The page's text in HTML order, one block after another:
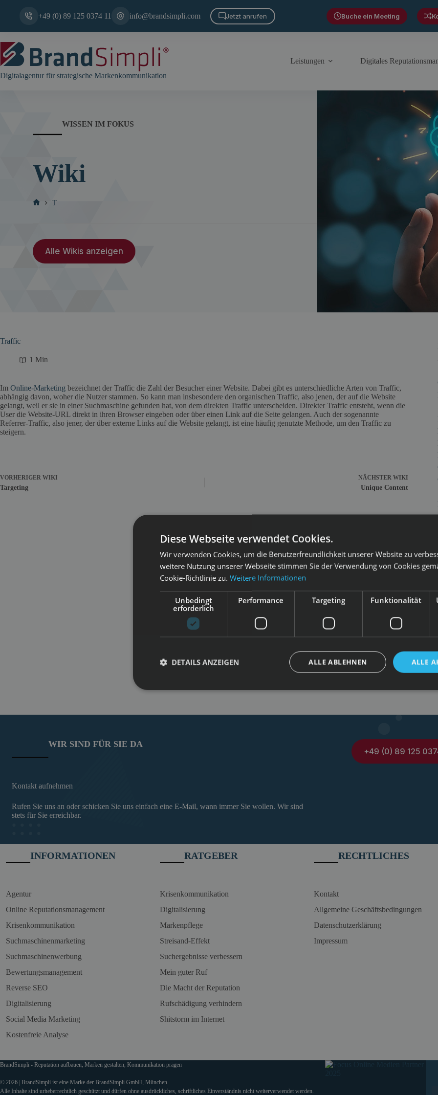
+49 (0) 89 125 0374 11 info@brandsimpli.com Jetzt anrufen Buche ein Meeting
Digitalagentur für strategische Markenkommunikation
Leistungen Digitales
WISSEN IM FOKUS
Wiki
T
Alle Wikis anzeigen
Traffic
1 Min
Im Online-Marketing bezeichnet der Traffic die Zahl der Besucher einer Website. Dabei gibt es unterschiedliche Arten von Traffic,
abhängig davon, woher die Nutzer stammen. So kann man insbesondere den organischen Traffic, also jenen, der auf die Website
gelangt, weil er sie in einer Suchmaschine gefunden hat, von dem direkten Traffic unterscheiden. Direkter Traffic entsteht, wenn die
User die Website-URL direkt in ihren Browser eingeben oder über einen Link auf die Seite gelangen. Auch der sogenannte
Referrer-Traffic, also jener, der über externe Links auf die Website gelangt, ist eine häufig genutzte Methode, um den Traffic zu
steigern.
VORHERIGER WIKI
Targeting
NÄCHSTER WIKI
Unique Content
WIR SIND FÜR SIE DA
Kontakt aufnehmen
Rufen Sie uns an oder schicken Sie uns einfach eine E-Mail, wann immer Sie wollen. Wir sind
stets für Sie erreichbar.
+49 (0) 89 125
INFORMATIONEN
Agentur
Online Reputationsmanagement
Krisenkommunikation
Suchmaschinenmarketing
Suchmaschinenwerbung
Bewertungsmanagement
Reverse SEO
Digitalisierung
Social Media Marketing
Kostenfreie Analyse
RATGEBER
Krisenkommunikation
Digitalisierung
Markenpflege
Streisand-Effekt
Suchergebnisse verbessern
Mein guter Ruf
Die Macht der Reputation
Rufschädigung verhindern
Shitstorm im Internet
RECHTLICHES
Kontakt
Allgemeine Geschäftsbedingungen
Datenschutzerklärung
Impressum
BrandSimpli - Reputation aufbauen, Marken gestalten, Kommunikation prägen
© 2026 | BrandSimpli ist eine Marke der BrandSimpli GmbH, München.
Alle Inhalte sind urheberrechtlich geschützt und dürfen ohne ausdrückliches, schriftliches Einverständnis nicht weiterverwendet werden.
Diese Webseite verwendet Cookies.
Wir verwenden Cookies, um die Benutzerfreundlichkeit unserer Website zu
weitere Nutzung unserer Webseite stimmen Sie der Verwendung von Cookies
Cookie-Richtlinie zu. Weitere Informationen
Unbedingt
erforderlich
Performance Targeting Funktionalität
ALLE
ALLE ABLEHNEN
DETAILS ANZEIGEN